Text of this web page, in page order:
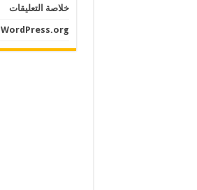
خلاصة التعليقات
WordPress.org